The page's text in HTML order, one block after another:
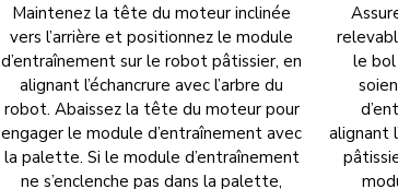
Maintenez la tête du moteur inclinée
vers l’arrière et positionnez le module
d’entraînement sur le robot pâtissier, en
alignant l’échancrure avec l’arbre du
robot. Abaissez la tête du moteur pour
engager le module d’entraînement avec
la palette. Si le module d’entraînement
ne s’enclenche pas dans la palette,
le
alignant